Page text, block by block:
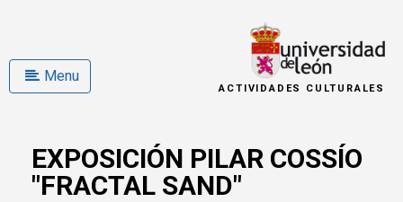
Menu
ACTIVIDADES CULTURALES
EXPOSICIÓN PILAR COSSÍO
"FRACTAL SAND"